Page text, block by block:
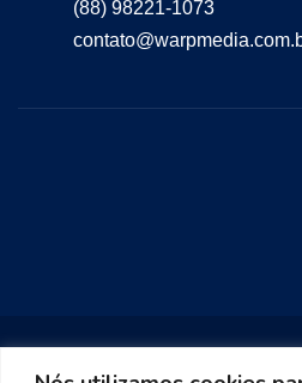
(88) 98221-1073